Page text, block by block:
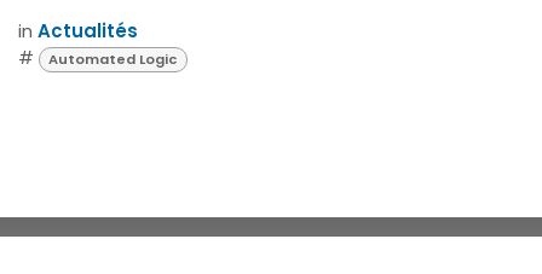
in Actualités
#
Automated Logic